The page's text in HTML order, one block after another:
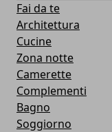
Fai da te
Architettura
Cucine
Zona notte
Camerette
Complementi
Bagno
Soggiorno